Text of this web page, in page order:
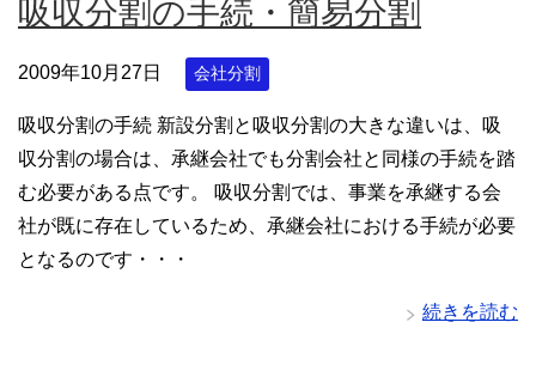
吸収分割の手続・簡易分割
2009年10月27日 会社分割
吸収分割の手続 新設分割と吸収分割の大きな違いは、吸
収分割の場合は、承継会社でも分割会社と同様の手続を踏
む必要がある点です。 吸収分割では、事業を承継する会
社が既に存在しているため、承継会社における手続が必要
となるのです・・・
続きを読む